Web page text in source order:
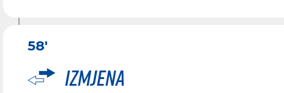
58'
Izmjena